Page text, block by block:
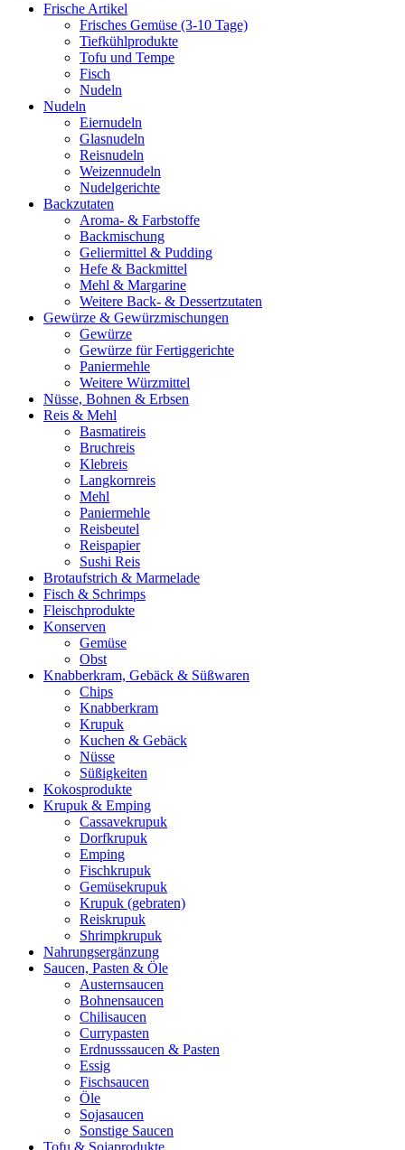
Frische Artikel
Frisches Gemüse (3-10 Tage)
Tiefkühlprodukte
Tofu und Tempe
Fisch
Nudeln
Nudeln
Eiernudeln
Glasnudeln
Reisnudeln
Weizennudeln
Nudelgerichte
Backzutaten
Aroma- & Farbstoffe
Backmischung
Geliermittel & Pudding
Hefe & Backmittel
Mehl & Margarine
Weitere Back- & Dessertzutaten
Gewürze & Gewürzmischungen
Gewürze
Gewürze für Fertiggerichte
Paniermehle
Weitere Würzmittel
Nüsse, Bohnen & Erbsen
Reis & Mehl
Basmatireis
Bruchreis
Klebreis
Langkornreis
Mehl
Paniermehle
Reisbeutel
Reispapier
Sushi Reis
Brotaufstrich & Marmelade
Fisch & Schrimps
Fleischprodukte
Konserven
Gemüse
Obst
Knabberkram, Gebäck & Süßwaren
Chips
Knabberkram
Krupuk
Kuchen & Gebäck
Nüsse
Süßigkeiten
Kokosprodukte
Krupuk & Emping
Cassavekrupuk
Dorfkrupuk
Emping
Fischkrupuk
Gemüsekrupuk
Krupuk (gebraten)
Reiskrupuk
Shrimpkrupuk
Nahrungsergänzung
Saucen, Pasten & Öle
Austernsaucen
Bohnensaucen
Chilisaucen
Currypasten
Erdnusssaucen & Pasten
Essig
Fischsaucen
Öle
Sojasaucen
Sonstige Saucen
Tofu & Sojaprodukte